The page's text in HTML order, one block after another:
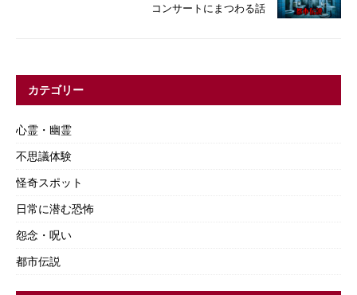
コンサートにまつわる話
カテゴリー
心霊・幽霊
不思議体験
怪奇スポット
日常に潜む恐怖
怨念・呪い
都市伝説